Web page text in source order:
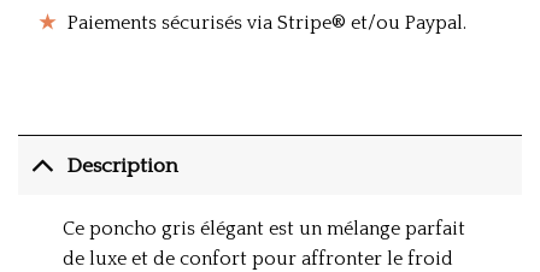
Paiements sécurisés via Stripe® et/ou Paypal.
Description
Ce poncho gris élégant est un mélange parfait
de luxe et de confort pour affronter le froid